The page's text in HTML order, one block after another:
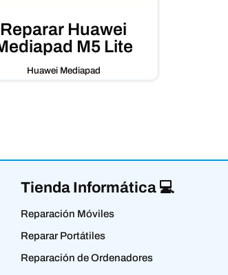
Reparar Huawei
M5 Lite
Huawei Mediapad
Tienda Informática 💻
Reparación Móviles
Reparar Portátiles
Reparación de Ordenadores